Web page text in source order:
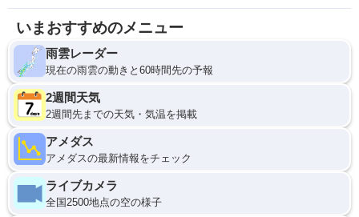
いまおすすめのメニュー
雨雲レーダー
現在の雨雲の動きと60時間先の予報
2週間天気
2週間先までの天気・気温を掲載
アメダス
アメダスの最新情報をチェック
ライブカメラ
全国2500地点の空の様子